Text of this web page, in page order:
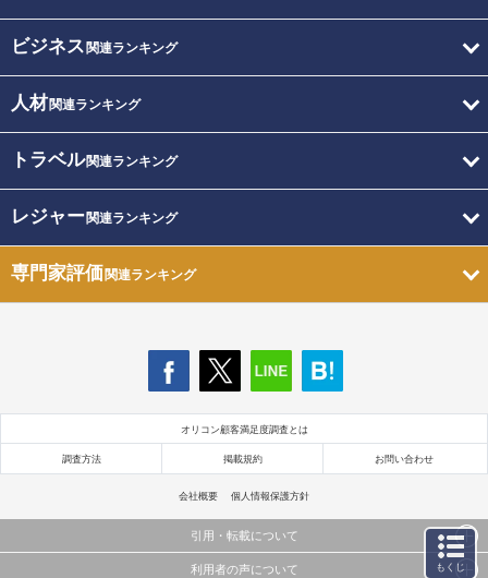
ビジネス 関連ランキング
人材関連ランキング
トラベル関連ランキング
レジャー関連ランキング
専門家評価関連ランキング
オリコン顧客満足度調査とは
調査方法 掲載規約 お問い合わせ
会社概要 個人情報保護方針
引用・転載について
当サイトで公開されている情報（文字、写真、イラスト、画像データ等）及びこれらの配置・
利用者の声について もくじ